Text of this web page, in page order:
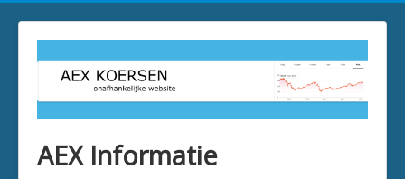
AEX Informatie